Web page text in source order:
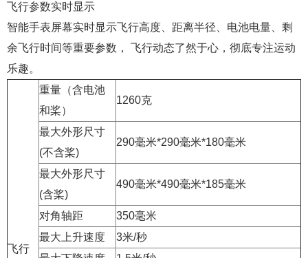
飞行参数实时显示
智能手表屏幕实时显示飞行高度、距离半径、电池电量、剩
余飞行时间等重要参数， 飞行动态了然于心，彻底专注运动
乐趣。
飞行
重量（含电池
和桨）
1260克
最大外形尺寸
(不含桨)
290毫米*290毫米*180毫米
最大外形尺寸
(含桨)
490毫米*490毫米*185毫米
对角轴距
350毫米
最大上升速度
3米/秒